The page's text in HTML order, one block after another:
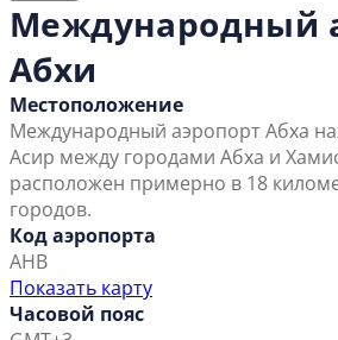
Международный
Абхи
Местоположение
Международный аэропорт Абха
Асир между городами Абха и
расположен примерно в 18
городов.
Код аэропорта
AHB
Показать карту
Часовой пояс